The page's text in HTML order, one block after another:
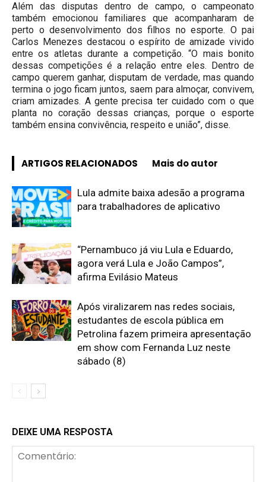
Além das disputas dentro de campo, o campeonato
também emocionou familiares que acompanharam de
perto o desenvolvimento dos filhos no esporte. O pai
Carlos Menezes destacou o espírito de amizade vivido
entre os atletas durante a competição. “O mais bonito
dessas competições é a relação entre eles. Dentro de
campo querem ganhar, disputam de verdade, mas quando
termina o jogo ficam juntos, saem para almoçar, convivem,
criam amizades. A gente precisa ter cuidado com o que
planta no coração dessas crianças, porque o esporte
também ensina convivência, respeito e união”, disse.
ARTIGOS RELACIONADOS Mais do autor
Lula admite baixa adesão a programa
para trabalhadores de aplicativo
“Pernambuco já viu Lula e Eduardo,
agora verá Lula e João Campos”,
afirma Evilásio Mateus
Após viralizarem nas redes sociais,
estudantes de escola pública em
Petrolina fazem primeira apresentação
em show com Fernanda Luz neste
sábado (8)
DEIXE UMA RESPOSTA